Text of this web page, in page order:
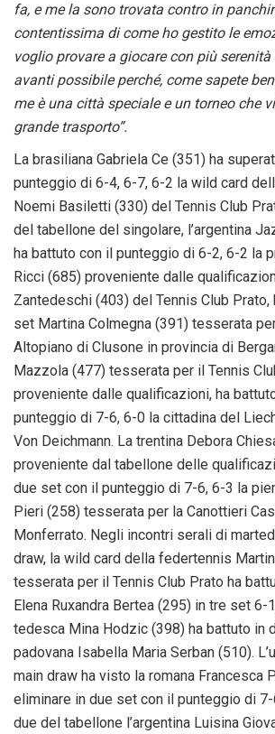
fa, e me la sono trovata contro in
contentissima di come ho gestito le
voglio provare a giocare con più serenità
avanti possibile perché, come sapete
me è una città speciale e un torneo che
grande trasporto”.
La brasiliana Gabriela Ce (351) ha
punteggio di 6-4, 6-7, 6-2 la wild card
Noemi Basiletti (330) del Tennis Club
del tabellone del singolare, l’argentina
ha battuto con il punteggio di 6-2, 6-2 la
Ricci (685) proveniente dalle
Zantedeschi (403) del Tennis Club Prato,
set Martina Colmegna (391) tesserata
Altopiano di Clusone in provincia di
Mazzola (477) tesserata per il Tennis
proveniente dalle qualificazioni, ha
punteggio di 7-6, 6-0 la cittadina del
Von Deichmann. La trentina Debora
proveniente dal tabellone delle
due set con il punteggio di 7-6, 6-3 la
Pieri (258) tesserata per la Canottieri
Monferrato. Negli incontri serali di
draw, la wild card della federtennis
tesserata per il Tennis Club Prato ha
Elena Ruxandra Bertea (295) in tre set 6-
tedesca Mina Hodzic (398) ha battuto in
padovana Isabella Maria Serban (510).
main draw ha visto la romana Francesca
eliminare in due set con il punteggio di
due del tabellone l’argentina Luisina